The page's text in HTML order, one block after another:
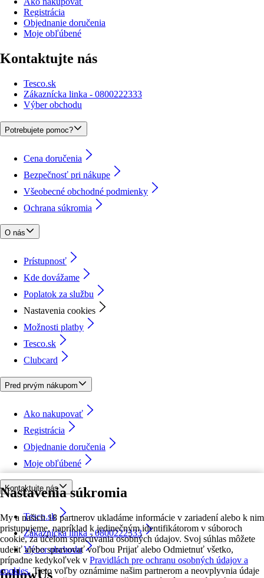
Nastavenia súkromia
My a našich 18 partnerov ukladáme informácie v zariadení alebo k nim
pristupujeme, napríklad k jedinečným identifikátorom v súboroch
cookie, za účelom spracúvania osobných údajov. Svoj súhlas môžete
udeliť alebo spravovať voľbou Prijať alebo Odmietnuť všetko,
prípadne kedykoľvek v Pravidlách pre ochranu osobných údajov a
cookies. Tieto voľby oznámime našim partnerom a neovplyvnia údaje
Registrácia
Objednanie doručenia
Moje obľúbené
Kontaktujte nás
Tesco.sk
Zákaznícka linka - 0800222333
Výber obchodu
Potrebujete pomoc?
Cena doručenia
Bezpečnosť pri nákupe
Všeobecné obchodné podmienky
Ochrana súkromia
O nás
Prístupnosť
Kde dovážame
Poplatok za službu
Nastavenia cookies
Možnosti platby
Tesco.sk
Clubcard
Pred prvým nákupom
Ako nakupovať
Registrácia
Objednanie doručenia
Moje obľúbené
Kontaktujte nás
Tesco.sk
Zákaznícka linka - 0800222333
Výber obchodu
followUs